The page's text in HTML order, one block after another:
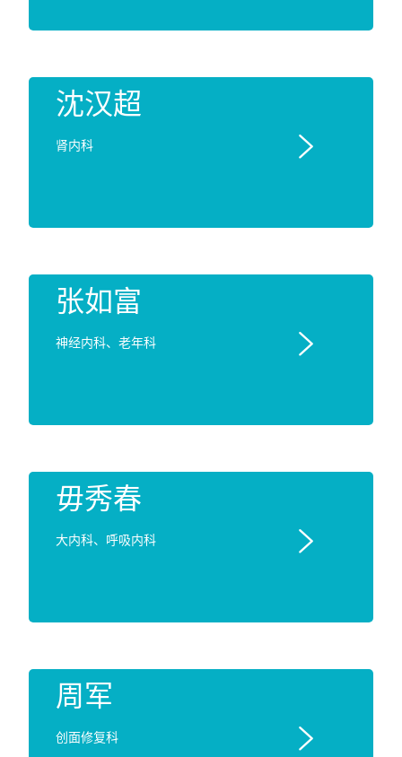

沈汉超
肾内科

张如富
神经内科、老年科

毋秀春
大内科、呼吸内科

周军
创面修复科